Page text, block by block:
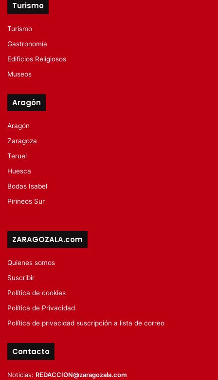
Turismo
Turismo
Gastronomía
Edificios Religiosos
Museos
Aragón
Aragón
Zaragoza
Teruel
Huesca
Bodas Isabel
Pirineos Sur
ZARAGOZALA.com
Quienes somos
Suscribir
Política de cookies
Política de Privacidad
Política de privacidad suscripción a lista de correo
Contacto
Noticias: REDACCION@zaragozala.com